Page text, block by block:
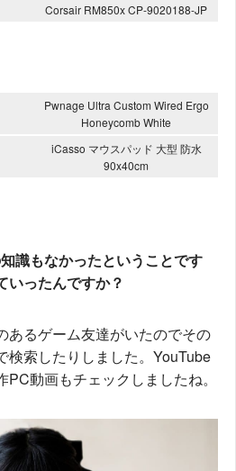
Corsair RM850x CP-9020188-JP
Pwnage Ultra Custom Wired Ergo
Honeycomb White
iCasso マウスパッド 大型 防水
90x40cm
識もなかったということです
いったんですか？
あるゲーム友達がいたのでその
検索したりしました。YouTube
動画もチェックしましたね。